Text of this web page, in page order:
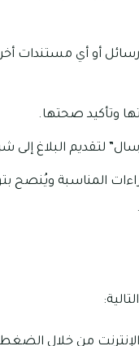
رسائل أو أي مستندات
وتأكيد صحتها.
لتقديم البلاغ إلى
المناسبة ويُنصح
من خلال الضغط